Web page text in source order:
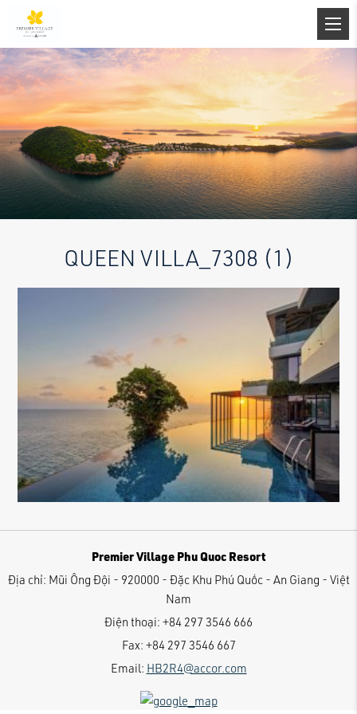
QUEEN VILLA_7308 (1)
Premier Village Phu Quoc Resort
Địa chỉ: Mũi Ông Đội - 920000 - Đặc Khu Phú Quốc - An Giang - Việt
Nam
Điện thoại: +84 297 3546 666
Fax: +84 297 3546 667
Email: HB2R4@accor.com